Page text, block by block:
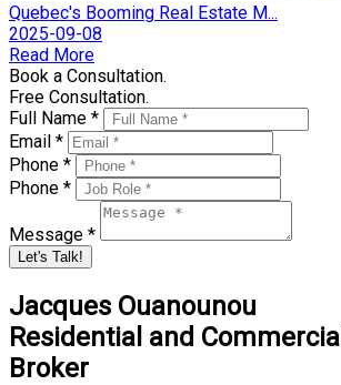
Quebec's Booming Real Estate M...
2025-09-08
Read More
Book a Consultation.
Free Consultation.
Full Name *
Email *
Phone *
Phone *
Message *
Let's Talk!
Jacques Ouanounou
Residential and
Broker